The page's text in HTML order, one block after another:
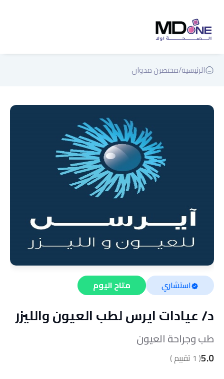
الرئيسية/مختصين مدوان
استشاري متاح اليوم
د/عيادات ايرس لطب العيون والليزر
طب وجراحة العيون
5.0
(
1 تقييم )